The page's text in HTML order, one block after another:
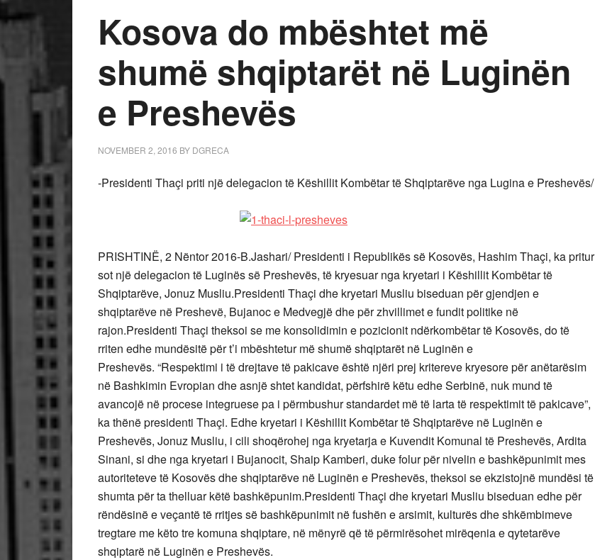
Kosova do mbështet më
shumë shqiptarët në Luginën
e Preshevës
NOVEMBER 2, 2016 BY DGRECA
-Presidenti Thaçi priti një delegacion të Këshillit Kombëtar të Shqiptarëve nga Lugina e Preshevës/
PRISHTINË, 2 Nëntor 2016-B.Jashari/ Presidenti i Republikës së Kosovës, Hashim Thaçi, ka pritur
sot një delegacion të Luginës së Preshevës, të kryesuar nga kryetari i Këshillit Kombëtar të
Shqiptarëve, Jonuz Musliu.Presidenti Thaçi dhe kryetari Musliu biseduan për gjendjen e
shqiptarëve në Preshevë, Bujanoc e Medvegjë dhe për zhvillimet e fundit politike në
rajon.Presidenti Thaçi theksoi se me konsolidimin e pozicionit ndërkombëtar të Kosovës, do të
rriten edhe mundësitë për t’i mbështetur më shumë shqiptarët në Luginën e
Preshevës. “Respektimi i të drejtave të pakicave është njëri prej kritereve kryesore për anëtarësim
në Bashkimin Evropian dhe asnjë shtet kandidat, përfshirë këtu edhe Serbinë, nuk mund të
avancojë në procese integruese pa i përmbushur standardet më të larta të respektimit të pakicave”,
ka thënë presidenti Thaçi. Edhe kryetari i Këshillit Kombëtar të Shqiptarëve në Luginën e
Preshevës, Jonuz Musliu, i cili shoqërohej nga kryetarja e Kuvendit Komunal të Preshevës, Ardita
Sinani, si dhe nga kryetari i Bujanocit, Shaip Kamberi, duke folur për nivelin e bashkëpunimit mes
autoriteteve të Kosovës dhe shqiptarëve në Luginën e Preshevës, theksoi se ekzistojnë mundësi të
shumta për ta thelluar këtë bashkëpunim.Presidenti Thaçi dhe kryetari Musliu biseduan edhe për
rëndësinë e veçantë të rritjes së bashkëpunimit në fushën e arsimit, kulturës dhe shkëmbimeve
tregtare me këto tre komuna shqiptare, në mënyrë që të përmirësohet mirëqenia e qytetarëve
shqiptarë në Luginën e Preshevës.